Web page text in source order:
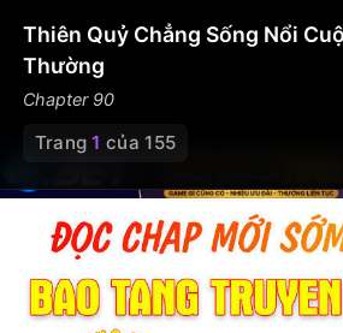
Thiên Quỷ Chẳng Sống Nổi
Thường
Chapter 90
Trang1 của 155